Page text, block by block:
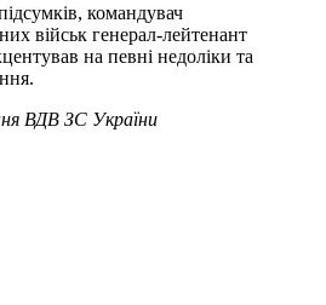
командувач
військ генерал-лейтенант
на певні недоліки та
ВДВ ЗС України